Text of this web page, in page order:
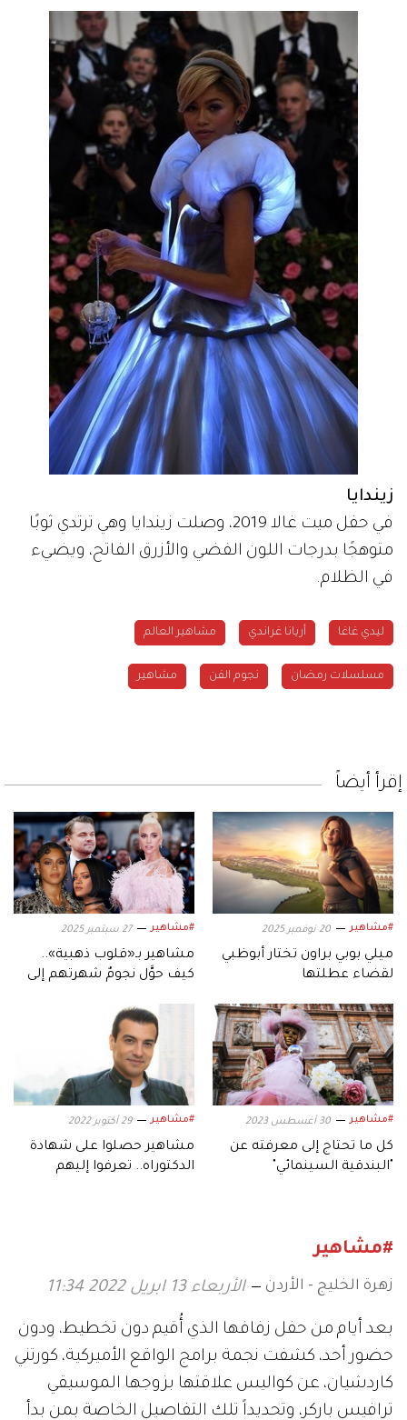
زيندايا
في حفل ميت غالا 2019، وصلت زيندايا وهي ترتدي ثوبًا
متوهجًا بدرجات اللون الفضي والأزرق الفاتح، ويضيء
في الظلام.
ليدي غاغا أريانا غراندي مشاهير العالم
مسلسلات رمضان نجوم الفن مشاهير
إقرأ أيضاً
#مشاهير 20 نوفمبر 2025
ميلي بوبي براون تختار أبوظبي
لقضاء عطلتها
#مشاهير 27 سبتمبر 2025
مشاهير بـ«قلوب ذهبية»..
كيف حوَّل نجومٌ شهرتهم إلى
#مشاهير 30 أغسطس 2023
كل ما تحتاج إلى معرفته عن
"البندقية السينمائي"
#مشاهير 29 أكتوبر 2022
مشاهير حصلوا على شهادة
الدكتوراه.. تعرفوا إليهم
#مشاهير
زهرة الخليج - الأردن الأربعاء 13 ابريل 2022 11:34
بعد أيام من حفل زفافها الذي أُقيم دون تخطيط، ودون
حضور أحد، كشفت نجمة برامج الواقع الأميركية، كورتني
كاردشيان، عن كواليس علاقتها بزوجها الموسيقي
ترافيس باركر، وتحديداً تلك التفاصيل الخاصة بمن بدأ